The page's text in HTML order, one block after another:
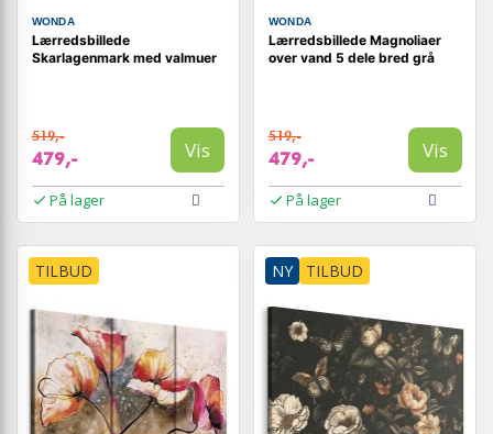
WONDA
Lærredsbillede
Skarlagenmark med valmuer
519,-
479,- Vis
På lager
WONDA
Lærredsbillede Magnoliaer
over vand 5 dele bred grå
519,-
479,- Vis
På lager
TILBUD NY TILBUD